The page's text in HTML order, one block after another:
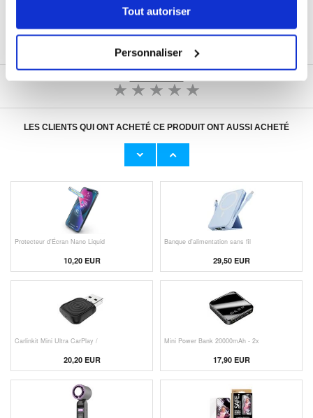
Tout autoriser
Personnaliser
POLITIQUE DE RETOUR DE 30 JOURS
LES CLIENTS QUI ONT ACHETÉ CE PRODUIT ONT AUSSI ACHETÉ
Câble Apple Lightning d'Origin
Protecteur d'Écran Nano Liquid
10,20 EUR
Banque d'alimentation sans fil
29,50 EUR
Carlinkit Mini Ultra CarPlay /
20,20 EUR
Mini Power Bank 20000mAh - 2x
17,90 EUR